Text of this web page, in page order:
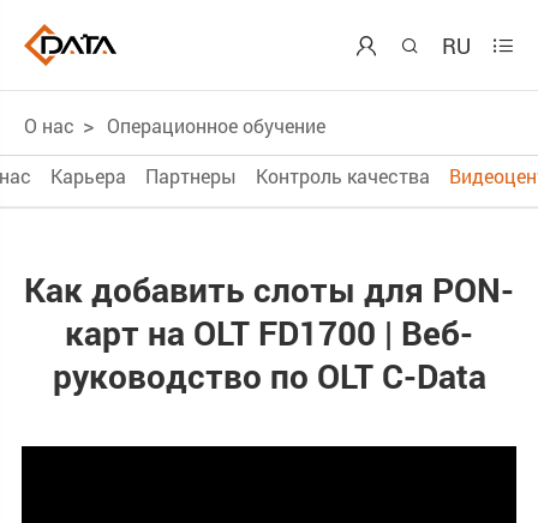
  RU 
О нас
Операционное обучение
Карьера Партнеры Контроль качества
Как добавить слоты для PON-
карт на OLT FD1700 | Веб-
руководство по OLT C-Data